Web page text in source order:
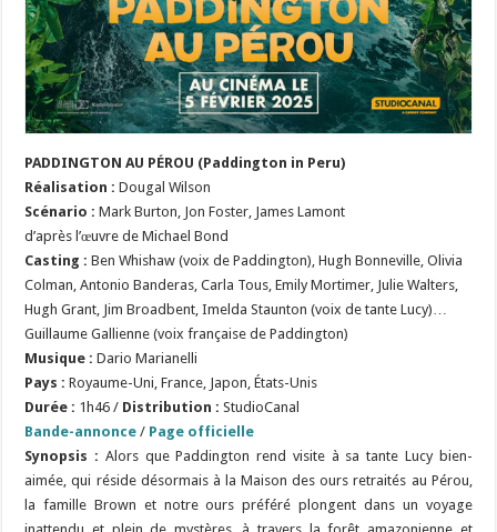
PADDINGTON AU PÉROU (Paddington in Peru)
Réalisation :Dougal Wilson
Scénario:Mark Burton, Jon Foster, James Lamont
d’après l’œuvre de Michael Bond
Casting :Ben Whishaw (voix de Paddington), Hugh Bonneville, Olivia
Colman, Antonio Banderas, Carla Tous, Emily Mortimer, Julie Walters,
Hugh Grant, Jim Broadbent, Imelda Staunton (voix de tante Lucy)…
Guillaume Gallienne (voix française de Paddington)
Musique : Dario Marianelli
Pays : Royaume-Uni, France, Japon, États-Unis
Durée : 1h46 / Distribution : StudioCanal
Bande-annonce / Page officielle
Synopsis : Alors que Paddington rend visite à sa tante Lucy bien-
aimée, qui réside désormais à la Maison des ours retraités au Pérou,
la famille Brown et notre ours préféré plongent dans un voyage